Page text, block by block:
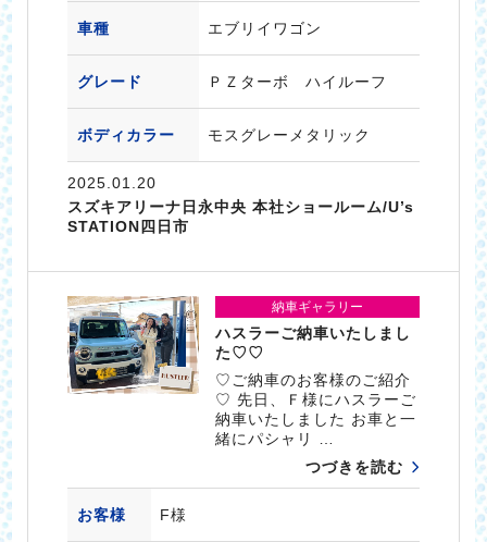
車種 エブリイワゴン
グレード ＰＺターボ ハイルーフ
ボディカラー モスグレーメタリック
2025.01.20
スズキアリーナ日永中央 本社ショールーム/U’s
STATION四日市
納車ギャラリー
ハスラーご納車いたしまし
た♡♡
♡ご納車のお客様のご紹介
♡ 先日、Ｆ様にハスラーご
納車いたしました お車と一
緒にパシャリ …
つづきを読む
お客様 F様